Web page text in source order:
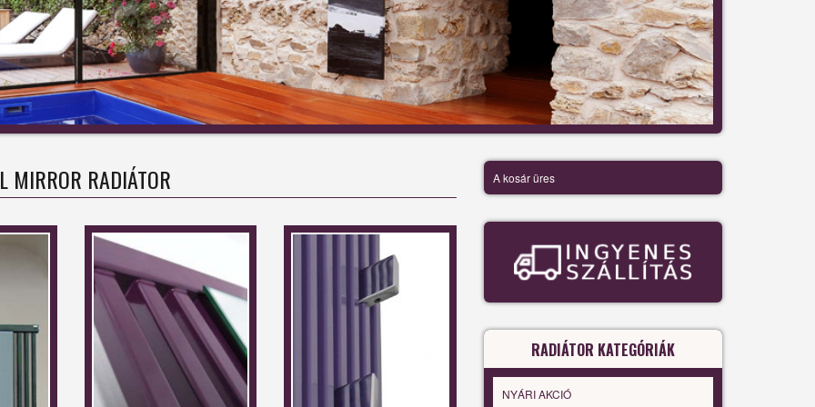
MIRROR RADIÁTOR A kosár üres
RADIÁTOR KATEGÓRIÁK
NYÁRI AKCIÓ